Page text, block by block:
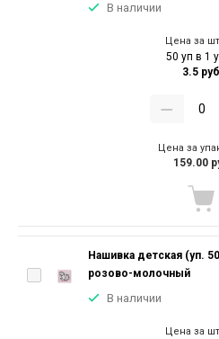
В наличии
Цена за
50 уп в 1
3.5 руб
Цена за
159.00
Нашивка детская (уп.
розово-молочный
В наличии
Цена за